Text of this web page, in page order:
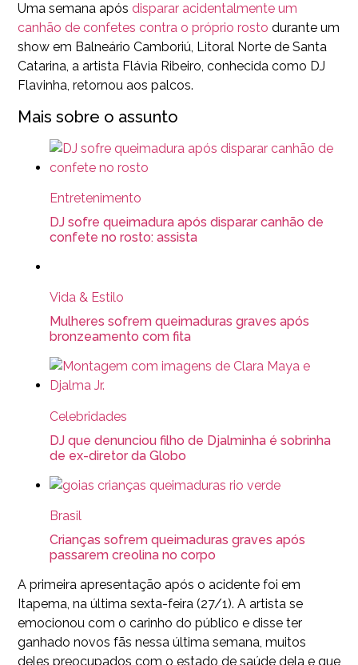
Uma semana após disparar acidentalmente um
canhão de confetes contra o próprio rosto durante um
show em Balneário Camboriú, Litoral Norte de Santa
Catarina, a artista Flávia Ribeiro, conhecida como DJ
Flavinha, retornou aos palcos.
Mais sobre o assunto
Entretenimento
DJ sofre queimadura após disparar canhão de
confete no rosto: assista
Vida & Estilo
Mulheres sofrem queimaduras graves após
bronzeamento com fita
Celebridades
DJ que denunciou filho de Djalminha é sobrinha
de ex-diretor da Globo
Brasil
Crianças sofrem queimaduras graves após
passarem creolina no corpo
A primeira apresentação após o acidente foi em
Itapema, na última sexta-feira (27/1). A artista se
emocionou com o carinho do público e disse ter
ganhado novos fãs nessa última semana, muitos
deles preocupados com o estado de saúde dela e que